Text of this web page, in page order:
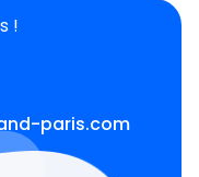
!
paris.com